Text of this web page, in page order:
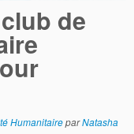
de
HumanitaireparNatasha